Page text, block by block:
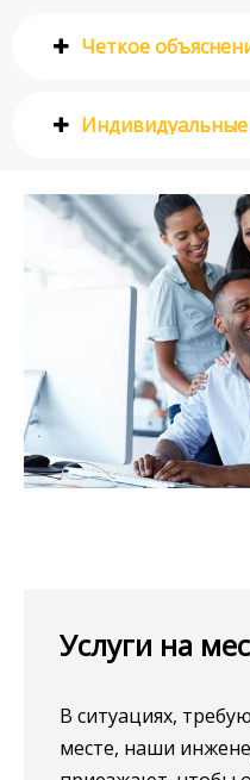
Четкое
Услуги на
В ситуациях,
месте, наши